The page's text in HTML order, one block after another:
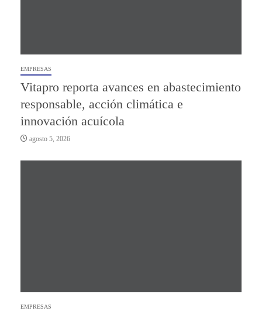
EMPRESAS
Vitapro reporta avances en abastecimiento
responsable, acción climática e
innovación acuícola
agosto 5, 2026
EMPRESAS